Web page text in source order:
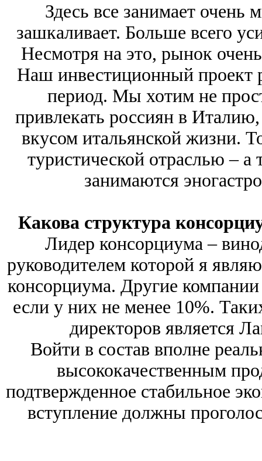
Здесь все занимает очень
зашкаливает. Больше всего
Несмотря на это, рынок
Наш инвестиционный проект
период. Мы хотим не
привлекать россиян в
вкусом итальянской жизни.
туристической отраслью –
занимаются
Какова структура
Лидер консорциума –
руководителем которой я
консорциума. Другие
если у них не менее 10%.
директоров является
Войти в состав вполне
высококачественным
подтвержденное стабильное
вступление должны